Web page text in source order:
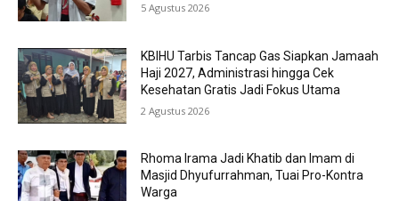
5 Agustus 2026
KBIHU Tarbis Tancap Gas Siapkan Jamaah
Haji 2027, Administrasi hingga Cek
Kesehatan Gratis Jadi Fokus Utama
2 Agustus 2026
Rhoma Irama Jadi Khatib dan Imam di
Masjid Dhyufurrahman, Tuai Pro-Kontra
Warga